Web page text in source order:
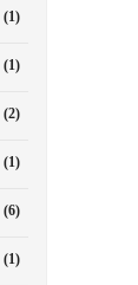
(1)
(1)
(2)
(1)
(6)
(1)